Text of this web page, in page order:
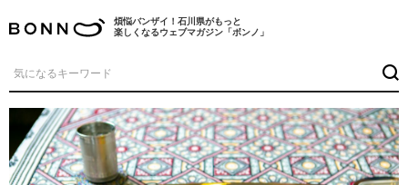
煩悩バンザイ！石川県がもっと
楽しくなるウェブマガジン「ボンノ」